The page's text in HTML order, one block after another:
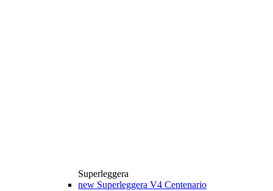
Superleggera
new Superleggera V4 Centenario